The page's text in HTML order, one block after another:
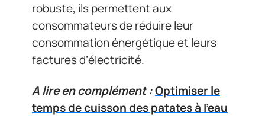
robuste, ils permettent aux
consommateurs de réduire leur
consommation énergétique et leurs
factures d’électricité.
A lire en complément :Optimiser le
temps de cuisson des patates à l'eau